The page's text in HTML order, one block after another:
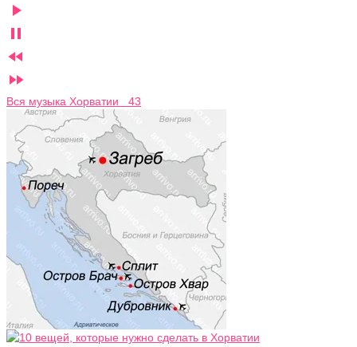




Вся музыка Хорватии 43